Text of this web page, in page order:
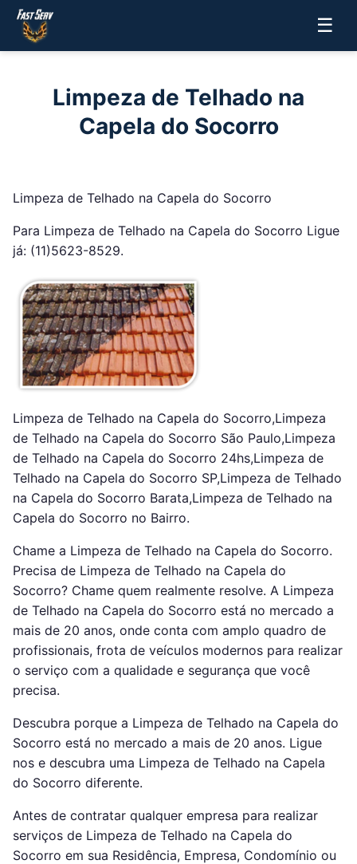
☰
Limpeza de Telhado na
Capela do Socorro
Limpeza de Telhado na Capela do Socorro
Para Limpeza de Telhado na Capela do Socorro Ligue
já: (11)5623-8529.
Limpeza de Telhado na Capela do Socorro,Limpeza
de Telhado na Capela do Socorro São Paulo,Limpeza
de Telhado na Capela do Socorro 24hs,Limpeza de
Telhado na Capela do Socorro SP,Limpeza de Telhado
na Capela do Socorro Barata,Limpeza de Telhado na
Capela do Socorro no Bairro.
Chame a Limpeza de Telhado na Capela do Socorro.
Precisa de Limpeza de Telhado na Capela do
Socorro? Chame quem realmente resolve. A Limpeza
de Telhado na Capela do Socorro está no mercado a
mais de 20 anos, onde conta com amplo quadro de
profissionais, frota de veículos modernos para realizar
o serviço com a qualidade e segurança que você
precisa.
Descubra porque a Limpeza de Telhado na Capela do
Socorro está no mercado a mais de 20 anos. Ligue
nos e descubra uma Limpeza de Telhado na Capela
do Socorro diferente.
Antes de contratar qualquer empresa para realizar
serviços de Limpeza de Telhado na Capela do
Socorro em sua Residência, Empresa, Condomínio ou